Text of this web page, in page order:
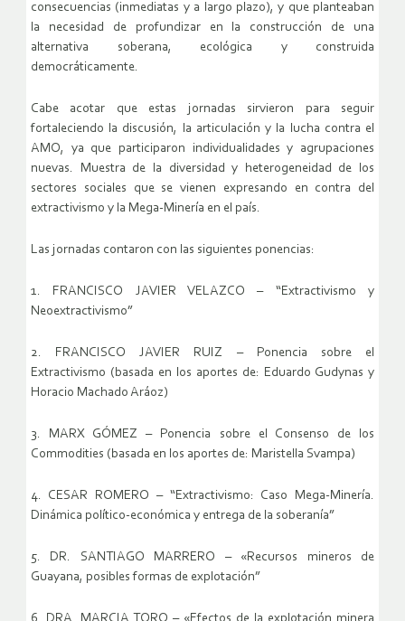
consecuencias (inmediatas y a largo plazo), y que planteaban
la necesidad de profundizar en la construcción de una
alternativa soberana, ecológica y construida
democráticamente.
Cabe acotar que estas jornadas sirvieron para seguir
fortaleciendo la discusión, la articulación y la lucha contra el
AMO, ya que participaron individualidades y agrupaciones
nuevas. Muestra de la diversidad y heterogeneidad de los
sectores sociales que se vienen expresando en contra del
extractivismo y la Mega-Minería en el país.
Las jornadas contaron con las siguientes ponencias:
1. FRANCISCO JAVIER VELAZCO – “Extractivismo y
Neoextractivismo”
2. FRANCISCO JAVIER RUIZ – Ponencia sobre el
Extractivismo (basada en los aportes de: Eduardo Gudynas y
Horacio Machado Aráoz)
3. MARX GÓMEZ – Ponencia sobre el Consenso de los
Commodities (basada en los aportes de: Maristella Svampa)
4. CESAR ROMERO – “Extractivismo: Caso Mega-Minería.
Dinámica político-económica y entrega de la soberanía”
5. DR. SANTIAGO MARRERO – «Recursos mineros de
Guayana, posibles formas de explotación”